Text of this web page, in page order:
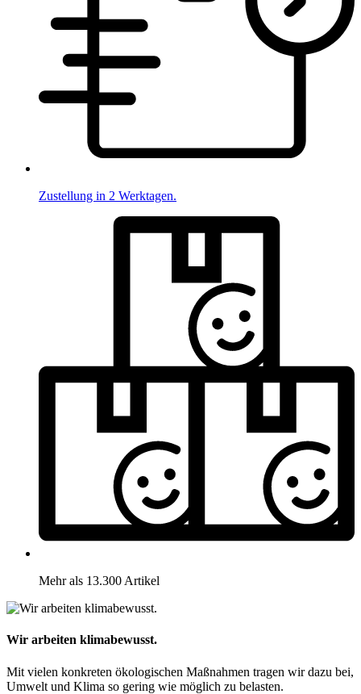
Zustellung in 2 Werktagen.
Mehr als 13.300 Artikel
Wir arbeiten klimabewusst.
Mit vielen konkreten ökologischen Maßnahmen tragen wir dazu bei,
Umwelt und Klima so gering wie möglich zu belasten.